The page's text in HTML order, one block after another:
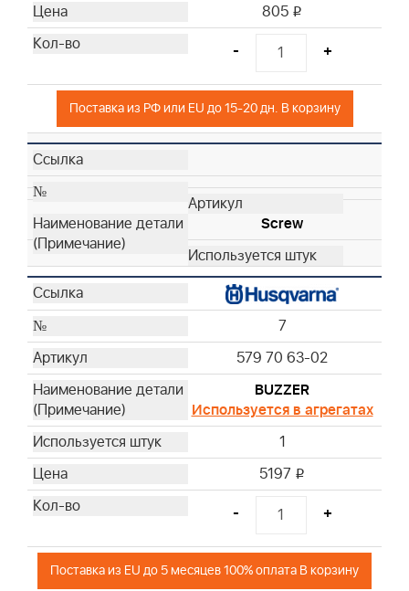
805 i
- +
Поставка из РФ или EU до 15-20 дн. В корзину
Screw
7
579 70 63-02
BUZZER
Используется в агрегатах
1
5197 i
- +
Поставка из EU до 5 месяцев 100% оплата В корзину